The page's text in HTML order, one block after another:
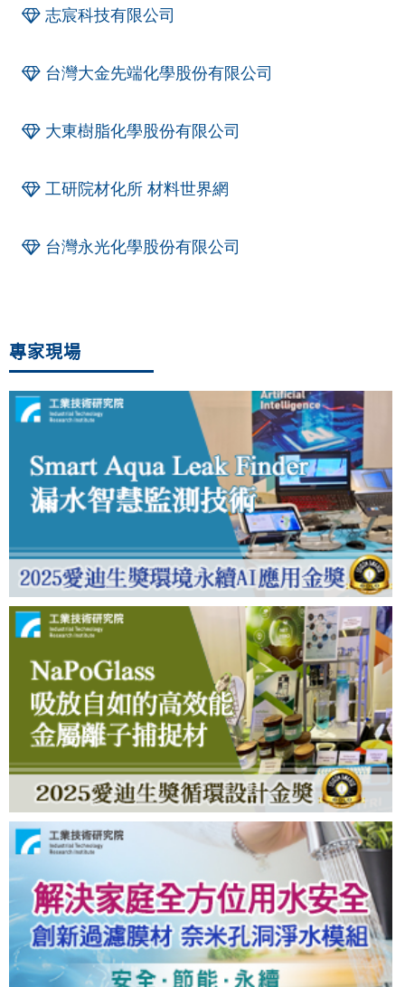
志宸科技有限公司
台灣大金先端化學股份有限公司
大東樹脂化學股份有限公司
工研院材化所 材料世界網
台灣永光化學股份有限公司
專家現場